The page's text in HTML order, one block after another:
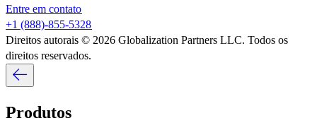
Entre em contato​​
+1 (888)-855-5328​​
Direitos autorais © 2026 Globalization Partners LLC. Todos os
direitos reservados.​​
Produtos​​